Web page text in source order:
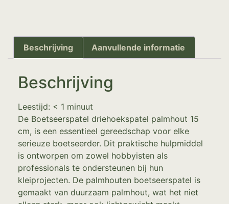
Beschrijving Aanvullende informatie
Beschrijving
Leestijd: < 1 minuut
De Boetseerspatel driehoekspatel palmhout 15
cm, is een essentieel gereedschap voor elke
serieuze boetseerder. Dit praktische hulpmiddel
is ontworpen om zowel hobbyisten als
professionals te ondersteunen bij hun
kleiprojecten. De palmhouten boetseerspatel is
gemaakt van duurzaam palmhout, wat het niet